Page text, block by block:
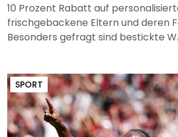
10 Prozent Rabatt auf
frischgebackene Eltern und deren
Besonders gefragt sind bestickte
SPORT